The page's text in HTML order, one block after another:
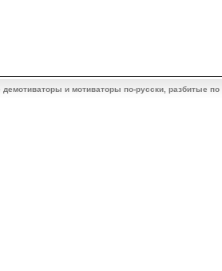
и мотиваторы по-русски, разбитые